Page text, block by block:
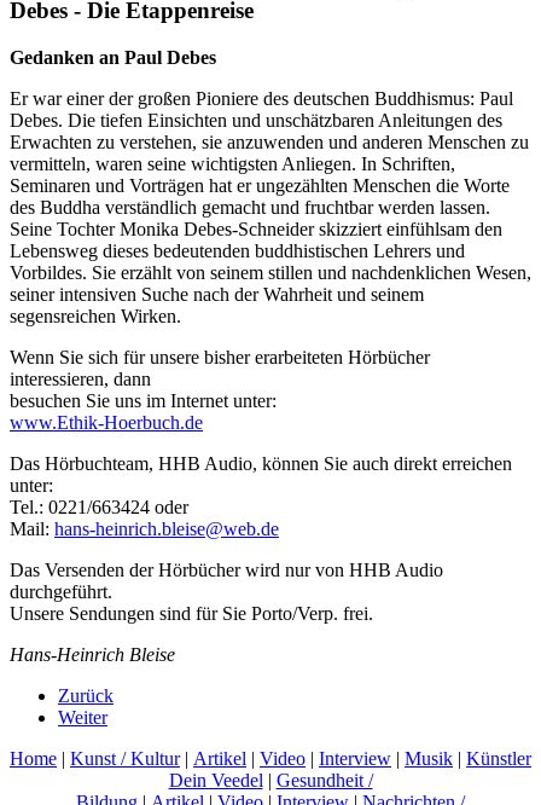
Debes - Die Etappenreise
Gedanken an Paul Debes
Er war einer der großen Pioniere des deutschen Buddhismus: Paul
Debes. Die tiefen Einsichten und unschätzbaren Anleitungen des
Erwachten zu verstehen, sie anzuwenden und anderen Menschen zu
vermitteln, waren seine wichtigsten Anliegen. In Schriften,
Seminaren und Vorträgen hat er ungezählten Menschen die Worte
des Buddha verständlich gemacht und fruchtbar werden lassen.
Seine Tochter Monika Debes-Schneider skizziert einfühlsam den
Lebensweg dieses bedeutenden buddhistischen Lehrers und
Vorbildes. Sie erzählt von seinem stillen und nachdenklichen Wesen,
seiner intensiven Suche nach der Wahrheit und seinem
segensreichen Wirken.
Wenn Sie sich für unsere bisher erarbeiteten Hörbücher
interessieren, dann
besuchen Sie uns im Internet unter:
www.Ethik-Hoerbuch.de
Das Hörbuchteam, HHB Audio, können Sie auch direkt erreichen
unter:
Tel.: 0221/663424 oder
Mail: hans-heinrich.bleise@web.de
Das Versenden der Hörbücher wird nur von HHB Audio
durchgeführt.
Unsere Sendungen sind für Sie Porto/Verp. frei.
Hans-Heinrich Bleise
Zurück
Weiter
Home | Kunst / Kultur| Artikel | Video | Interview | Musik | Künstler
Dein Veedel | Gesundheit /